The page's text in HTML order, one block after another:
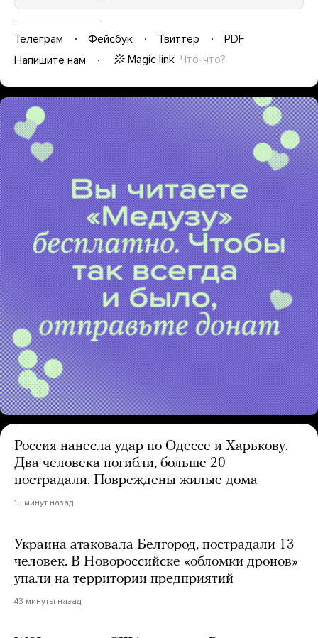
Телеграм Фейсбук Твиттер
PDF
Напишите нам
Magic link Что-что?
Россия нанесла удар по Одессе и Харькову.
Два человека погибли, больше 20
пострадали. Повреждены жилые дома
15 минут назад
Украина атаковала Белгород, пострадали 13
человек. В Новороссийске «обломки дронов»
упали на территории предприятий
43 минуты назад